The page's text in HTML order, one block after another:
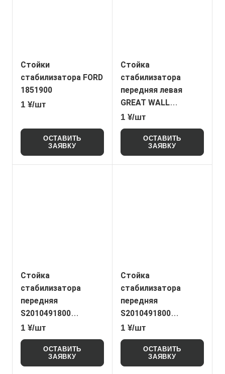
Стойки
стабилизатора FORD
1851900
1 ¥/шт
ОСТАВИТЬ
ЗАЯВКУ
Стойка
стабилизатора
передняя левая
GREAT WALL
2906103XPW01A
(Original)
1 ¥/шт
ОСТАВИТЬ
ЗАЯВКУ
Стойка
стабилизатора
передняя
S2010491800
CHANGAN CS55+
(original)
1 ¥/шт
ОСТАВИТЬ
ЗАЯВКУ
Стойка
стабилизатора
передняя
S2010491800
CHANGAN CS55+
(NoName)
1 ¥/шт
ОСТАВИТЬ
ЗАЯВКУ